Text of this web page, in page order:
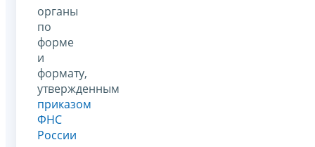
органы
по
форме
и
формату,
утвержденным
приказом
ФНС
России